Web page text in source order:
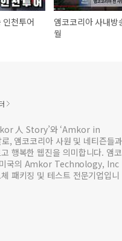
인천투어
앰코코리아 사내
월
人 Story’와 ‘Amkor in
, 앰코코리아 사원 및 네티즌들과
행복한 웹진을 의미합니다. 앰코
미국의 Amkor Technology, Inc
패키징 및 테스트 전문기업입니